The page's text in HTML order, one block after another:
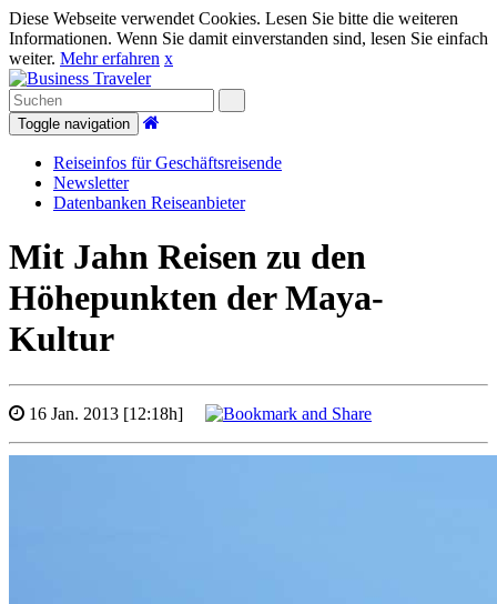
Diese Webseite verwendet Cookies. Lesen Sie bitte die weiteren
Informationen. Wenn Sie damit einverstanden sind, lesen Sie einfach
weiter. Mehr erfahren x
Toggle navigation
Reiseinfos für Geschäftsreisende
Newsletter
Datenbanken Reiseanbieter
Mit Jahn Reisen zu den
Höhepunkten der Maya-
Kultur
16 Jan. 2013 [12:18h]